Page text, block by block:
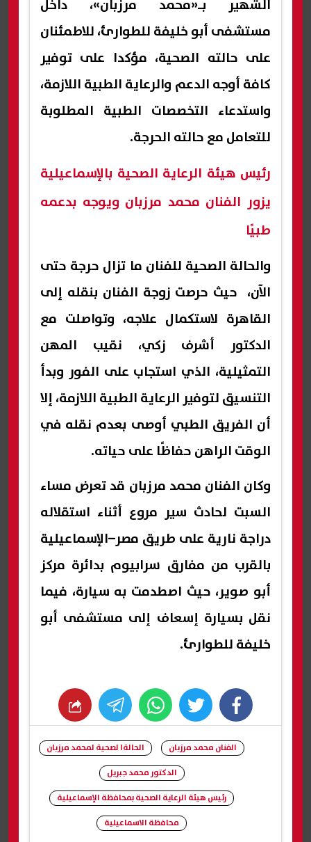
الشهير بـ«محمد مرزبان»، داخل
مستشفى أبو خليفة للطوارئ، للاطمئنان
على حالته الصحية، مؤكدا على توفير
كافة أوجه الدعم والرعاية الطبية اللازمة،
واستدعاء التخصصات الطبية المطلوبة
للتعامل مع حالته الحرجة.
رئيس هيئة الرعاية الصحية بالإسماعيلية
يزور الفنان محمد مرزبان ويوجه بدعمه
طبيًا
والحالة الصحية للفنان ما تزال حرجة حتى
الآن، حيث حرصت زوجة الفنان بنقله إلى
القاهرة لاستكمال علاجه، وتواصلت مع
الدكتور أشرف زكي، نقيب المهن
التمثيلية، الذي استجاب على الفور وبدأ
التنسيق لتوفير الرعاية الطبية اللازمة، إلا
أن الفريق الطبي أوصى بعدم نقله في
الوقت الراهن حفاظًا على حياته.
وكان الفنان محمد مرزبان قد تعرض مساء
السبت لحادث سير مروع أثناء استقلاله
دراجة نارية على طريق مصر–الإسماعيلية
بالقرب من مفارق سرابيوم بدائرة مركز
أبو صوير، حيث اصطدمت به سيارة، فيما
نقل بسيارة إسعاف إلى مستشفى أبو
خليفة للطوارئ.
facebook
twitter
whats
الفنان محمد مرزبان
الحالةا لصحية لمحمد مرزبان
الدكتور محمد جبريل
رئيس هيئة الرعاية الصحية بمحافظة الإسماعيلية
محافظة الاسماعيلية